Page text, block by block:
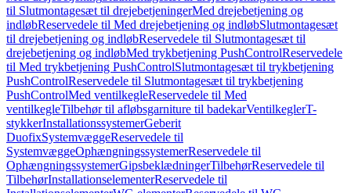
til Slutmontagesæt til drejebetjeningerMed drejebetjening og
indløbReservedele til Med drejebetjening og indløbSlutmontagesæt
til drejebetjening og indløbReservedele til Slutmontagesæt til
drejebetjening og indløbMed trykbetjening PushControlReservedele
til Med trykbetjening PushControlSlutmontagesæt til trykbetjening
PushControlReservedele til Slutmontagesæt til trykbetjening
PushControlMed ventilkegleReservedele til Med
ventilkegleTilbehør til afløbsgarniture til badekarVentilkeglerT-
stykkerInstallationssystemerGeberit
DuofixSystemvæggeReservedele til
SystemvæggeOphængningssystemerReservedele til
OphængningssystemerGipsbeklædningerTilbehørReservedele til
TilbehørInstallationselementerReservedele til